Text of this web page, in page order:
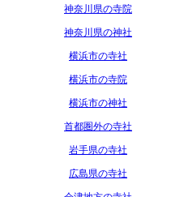
神奈川県の寺院
神奈川県の神社
横浜市の寺社
横浜市の寺院
横浜市の神社
首都圏外の寺社
岩手県の寺社
広島県の寺社